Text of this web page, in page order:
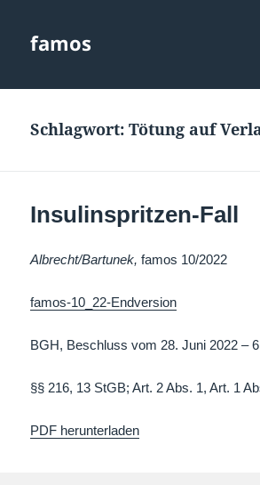
famos
Schlagwort:Tötung auf
Insulinspritzen-Fall
Albrecht/Bartunek,famos 10/2022
famos-10_22-Endversion
BGH, Beschluss vom 28. Juni 2022 –
§§ 216, 13 StGB; Art. 2 Abs. 1, Art. 1
PDF herunterladen